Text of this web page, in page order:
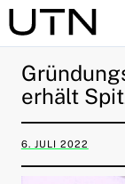
erhält
6. JULI 2022